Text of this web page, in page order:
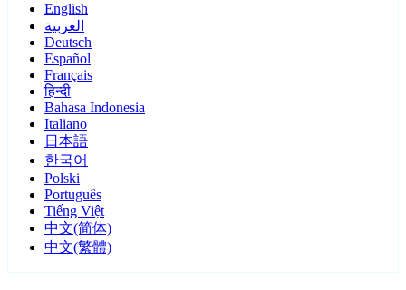
English
العربية
Deutsch
Español
Français
हिन्दी
Bahasa Indonesia
Italiano
日本語
한국어
Polski
Português
Tiếng Việt
中文(简体)
中文(繁體)